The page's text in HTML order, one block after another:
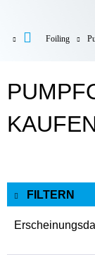
Foiling
FILTERN